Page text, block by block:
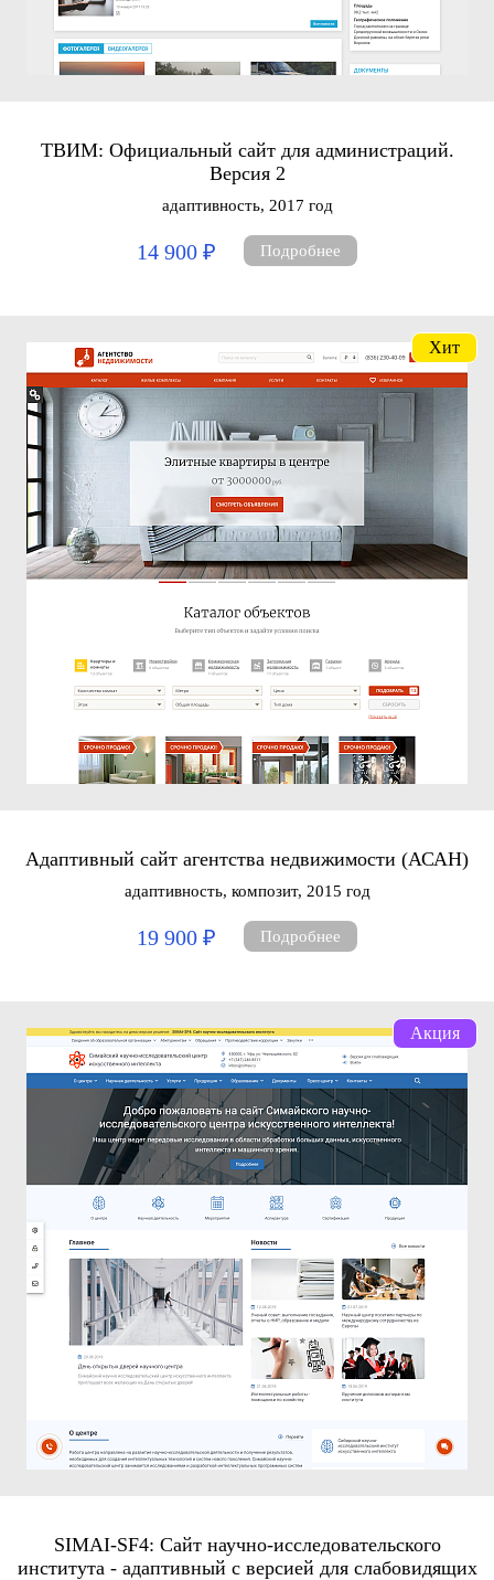
ТВИМ: Официальный сайт для администраций.
Версия 2
адаптивность, 2017 год
14 900 ₽ Подробнее
Адаптивный сайт агентства недвижимости (АСАН)
адаптивность, композит, 2015 год
19 900 ₽ Подробнее
Хит
SIMAI-SF4: Сайт научно-исследовательского
института - адаптивный с версией для слабовидящих
Акция